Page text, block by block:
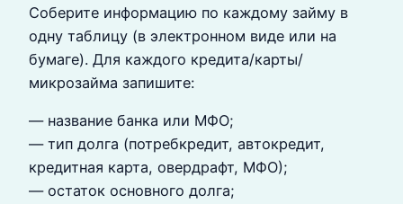
Соберите информацию по каждому займу в
одну таблицу (в электронном виде или на
бумаге). Для каждого кредита/карты/
микрозайма запишите:
— название банка или МФО;
— тип долга (потребкредит, автокредит,
кредитная карта, овердрафт, МФО);
— остаток основного долга;